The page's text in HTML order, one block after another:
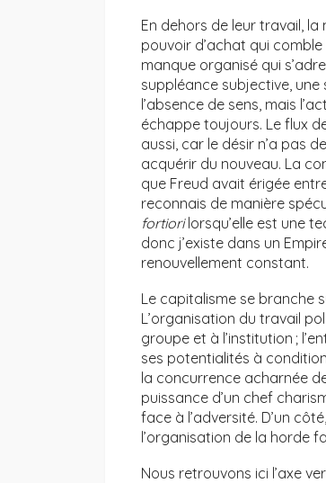
En dehors de leur travail,
pouvoir d’achat qui
manque organisé qui
suppléance subjective,
l’absence de sens, mais
échappe toujours. Le flux
aussi, car le désir n’a pas
acquérir du nouveau. La
que Freud avait érigée
reconnais de manière
fortiorilorsqu’elle est une
donc j’existe dans un
renouvellement constant.
Le capitalisme se branche
L’organisation du travail
groupe et à l’institution ;
ses potentialités à
la concurrence acharnée
puissance d’un chef
face à l’adversité. D’un
l’organisation de la horde
Nous retrouvons ici l’axe